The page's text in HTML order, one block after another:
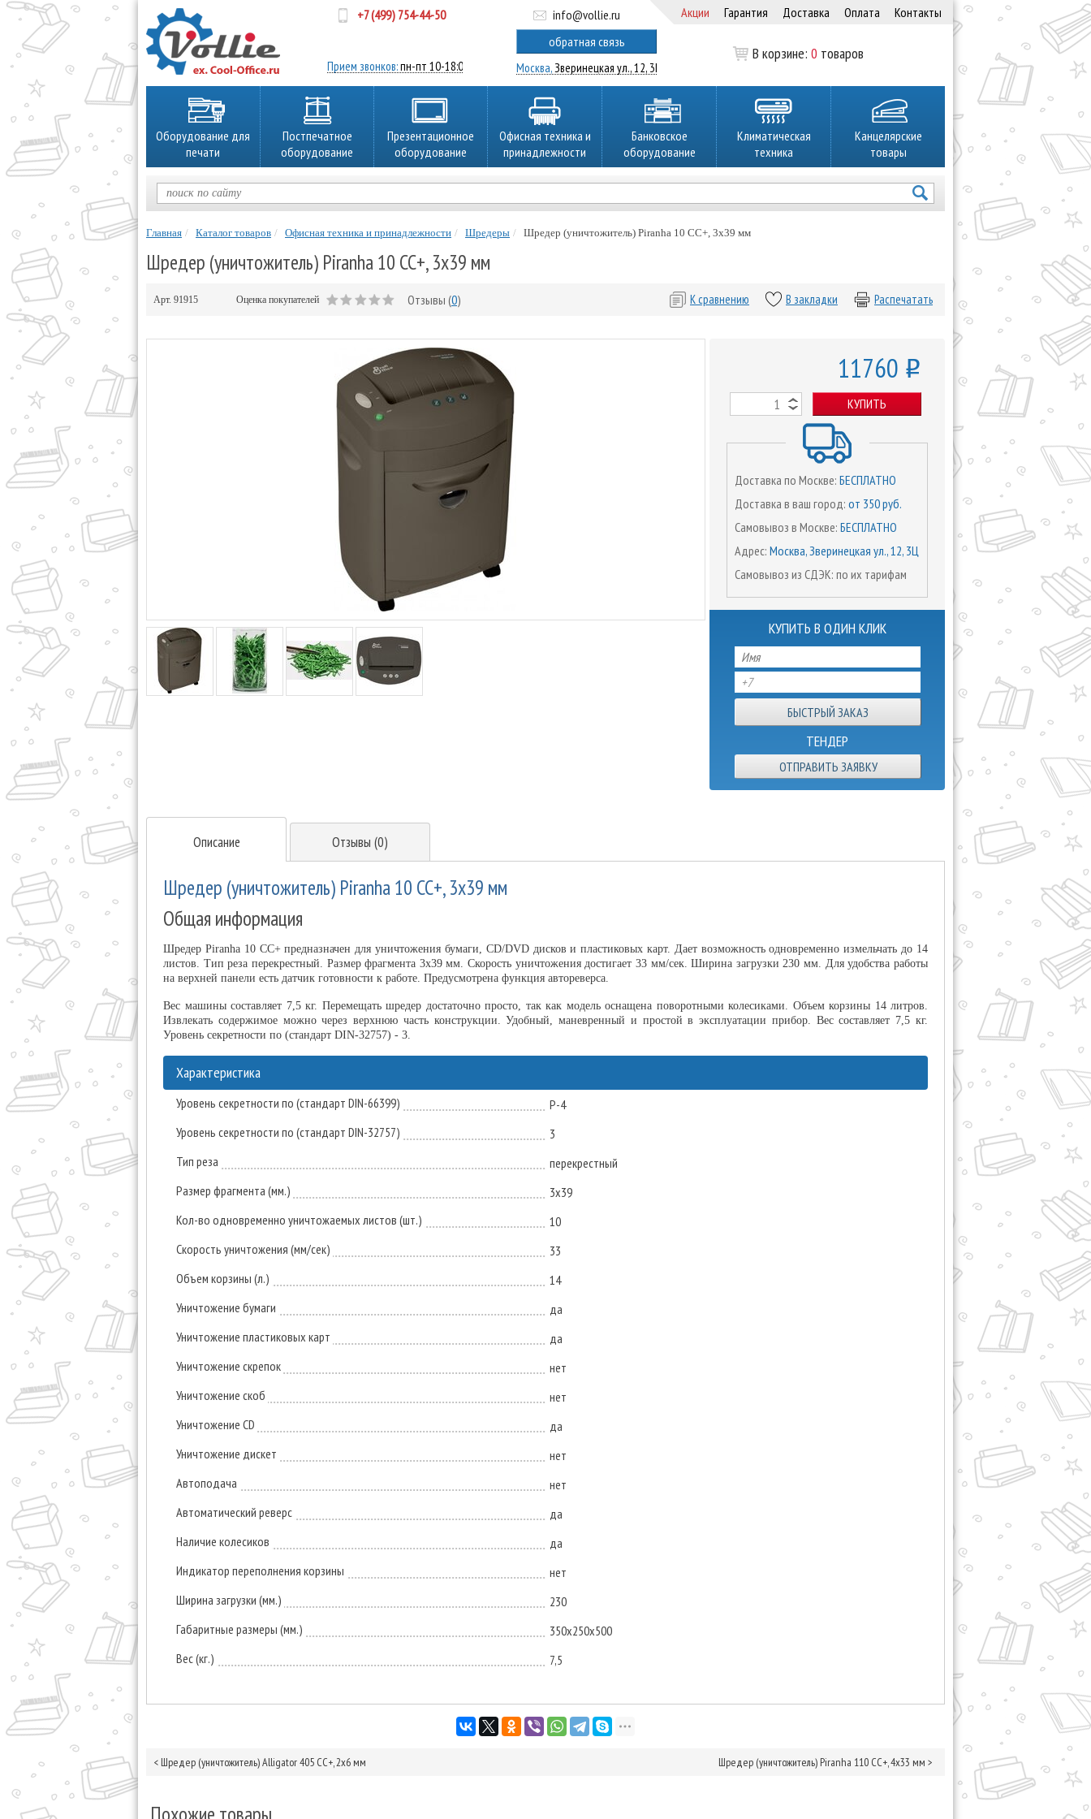
+7 (499) 754-44-50
Прием звонков:пн-пт 10-18:00
info@vollie.ru
обратная связь
Москва,Зверинецкая ул., 12, 3Ц
Акции Гарантия Доставка Оплата Контакты
В корзине:0 товаров
Оборудование для
печати
Постпечатное
оборудование
Презентационное
оборудование
Офисная техника и
принадлежности
Банковское
оборудование
Климатическая
техника
Канцелярские
товары
Главная Каталог товаров Офисная техника и принадлежности Шредеры Шредер (уничтожитель) Piranha 10 CC+, 3х39 мм
Шредер (уничтожитель) Piranha 10 CC+, 3х39 мм
Арт. 91915 Оценка покупателей Отзывы (0) Распечатать
В закладки
К сравнению
11760 o
КУПИТЬ
Доставка по Москве: БЕСПЛАТНО
Доставка в ваш город: от 350 руб.
Самовывоз в Москве: БЕСПЛАТНО
Адрес: Москва, Зверинецкая ул., 12, 3Ц
Самовывоз из СДЭК: по их тарифам
КУПИТЬ В ОДИН КЛИК
ТЕНДЕР
ОТПРАВИТЬ ЗАЯВКУ
Описание Отзывы (0)
Шредер (уничтожитель) Piranha 10 CC+, 3х39 мм
Общая информация
Шредер Piranha 10 CC+ предназначен для уничтожения бумаги, CD/DVD дисков и пластиковых карт. Дает возможность одновременно измельчать до 14
листов. Тип реза перекрестный. Размер фрагмента 3х39 мм. Скорость уничтожения достигает 33 мм/сек. Ширина загрузки 230 мм. Для удобства работы
на верхней панели есть датчик готовности к работе. Предусмотрена функция автореверса.
Вес машины составляет 7,5 кг. Перемещать шредер достаточно просто, так как модель оснащена поворотными колесиками. Объем корзины 14 литров.
Извлекать содержимое можно через верхнюю часть конструкции. Удобный, маневренный и простой в эксплуатации прибор. Вес составляет 7,5 кг.
Уровень секретности по (стандарт DIN-32757) - 3.
Характеристика
Уровень секретности по (стандарт DIN-66399)
P-4
Уровень секретности по (стандарт DIN-32757)
3
Тип реза
перекрестный
Размер фрагмента (мм.)
3х39
Кол-во одновременно уничтожаемых листов (шт.)
10
Скорость уничтожения (мм/сек)
33
Объем корзины (л.)
14
Уничтожение бумаги
да
Уничтожение пластиковых карт
да
Уничтожение скрепок
нет
Уничтожение скоб
нет
Уничтожение CD
да
Уничтожение дискет
нет
Автоподача
нет
Автоматический реверс
да
Наличие колесиков
да
Индикатор переполнения корзины
нет
Ширина загрузки (мм.)
230
Габаритные размеры (мм.)
350х250х500
Вес (кг.)
7,5
< Шредер (уничтожитель) Alligator 405 CC+, 2х6 мм Шредер (уничтожитель) Piranha 110 СС+, 4х33 мм >